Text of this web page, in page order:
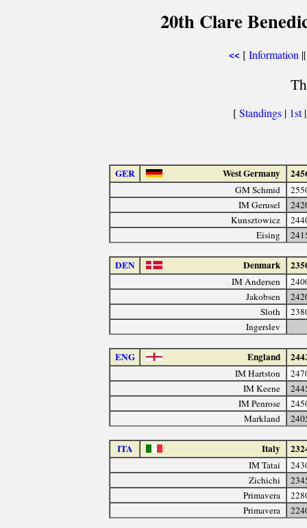
20th Clare
<< [Information
[Standings | 1st
GER West Germany
GM Schmid
IM Gerusel
Kunsztowicz
Eising
DEN Denmark
IM Andersen
Jakobsen
Sloth
Ingerslev
ENG England
IM Hartston
IM Keene
IM Penrose
Markland
ITA Italy
IM Tatai
Zichichi
Primavera
Primavera